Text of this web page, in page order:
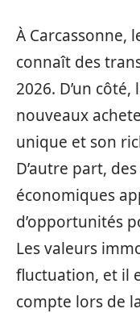
À Carcassonne,
connaît des
2026. D’un
nouveaux
unique et son
D’autre part,
économiques
d’opportunités
Les valeurs
fluctuation, et il
compte lors de